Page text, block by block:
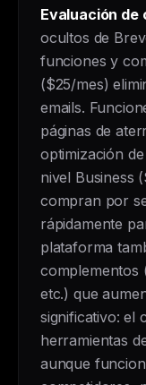
Evaluación de
ocultos de
funciones y
($25/mes)
emails.
páginas de
optimización
nivel Business
compran por
rápidamente
plataforma
complementos
etc.) que
significativo: el
herramientas
aunque